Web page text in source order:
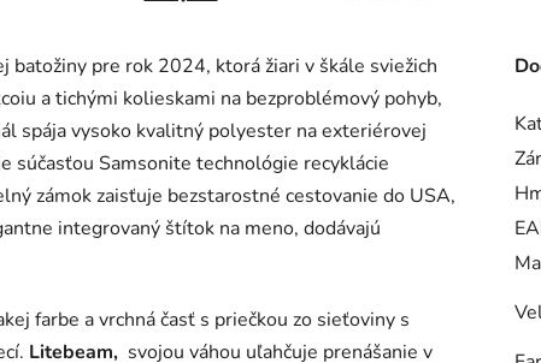
batožiny pre rok 2024, ktorá žiari v škále sviežich
a tichými kolieskami na bezproblémový pohyb,
spája vysoko kvalitný polyester na exteriérovej
súčasťou Samsonite technológie recyklácie
zámok zaisťuje bezstarostné cestovanie do USA,
integrovaný štítok na meno, dodávajú
farbe a vrchná časť s priečkou zo sieťoviny s
Litebeam, svojou váhou uľahčuje prenášanie v